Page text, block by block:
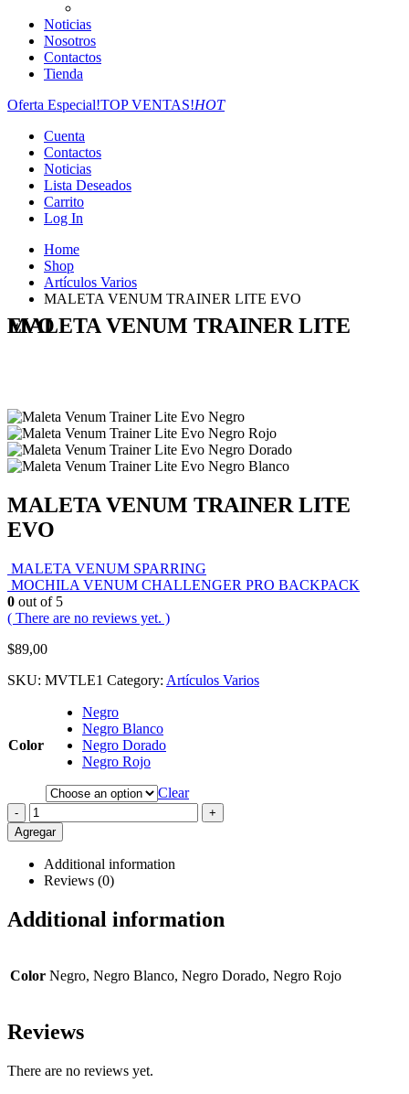
Noticias
Nosotros
Contactos
Tienda
Oferta Especial!TOP VENTAS!HOT
Cuenta
Contactos
Noticias
Lista Deseados
Carrito
Log In
Home
Shop
Artículos Varios
MALETA VENUM TRAINER LITE EVO
MALETA VENUM TRAINER LITE EVO
MALETA VENUM TRAINER LITE
EVO
MALETA VENUM SPARRING
MOCHILA VENUM CHALLENGER PRO BACKPACK
0 out of 5
( There are no reviews yet. )
$89,00
SKU: MVTLE1 Category: Artículos Varios
Color
Negro
Negro Blanco
Negro Dorado
Negro Rojo
Clear
-
+
Agregar
Additional information
Reviews (0)
Additional information
Color Negro, Negro Blanco, Negro Dorado, Negro Rojo
Reviews
There are no reviews yet.